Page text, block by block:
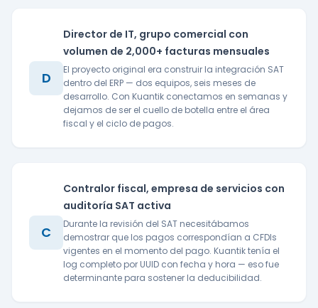
D
Director de IT, grupo comercial con
volumen de 2,000+ facturas mensuales
El proyecto original era construir la integración SAT
dentro del ERP — dos equipos, seis meses de
desarrollo. Con Kuantik conectamos en semanas y
dejamos de ser el cuello de botella entre el área
fiscal y el ciclo de pagos.
C
Contralor fiscal, empresa de servicios con
auditoría SAT activa
Durante la revisión del SAT necesitábamos
demostrar que los pagos correspondían a CFDIs
vigentes en el momento del pago. Kuantik tenía el
log completo por UUID con fecha y hora — eso fue
determinante para sostener la deducibilidad.